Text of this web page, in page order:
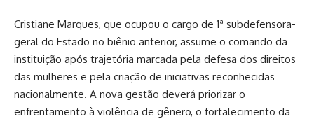
Cristiane Marques, que ocupou o cargo de 1ª subdefensora-
geral do Estado no biênio anterior, assume o comando da
instituição após trajetória marcada pela defesa dos direitos
das mulheres e pela criação de iniciativas reconhecidas
nacionalmente. A nova gestão deverá priorizar o
enfrentamento à violência de gênero, o fortalecimento da